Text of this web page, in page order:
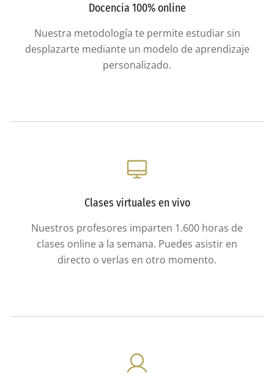
Docencia 100% online
Nuestra metodología te permite estudiar sin
desplazarte mediante un modelo de aprendizaje
personalizado.
Clases virtuales en vivo
Nuestros profesores imparten 1.600 horas de
clases online a la semana. Puedes asistir en
directo o verlas en otro momento.